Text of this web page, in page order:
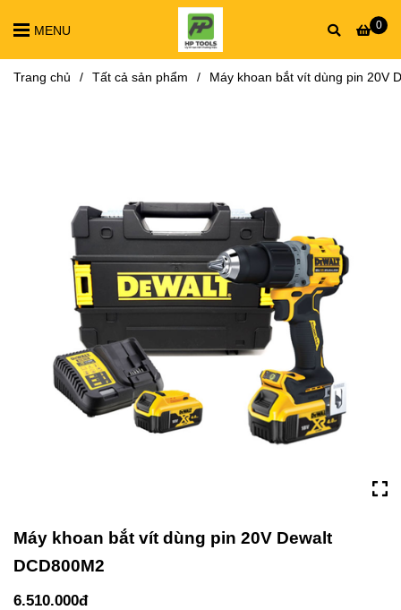
0
MENU
Trang chủ / Tất cả sản phẩm / Máy khoan bắt vít dùng pin 20V
Máy khoan bắt vít dùng pin 20V Dewalt
DCD800M2
6.510.000đ